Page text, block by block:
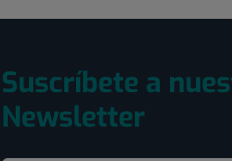
Suscríbete a
Newsletter